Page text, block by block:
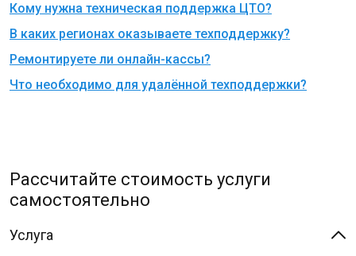
Кому нужна техническая поддержка ЦТО?
В каких регионах оказываете техподдержку?
Ремонтируете ли онлайн-кассы?
Что необходимо для удалённой техподдержки?
Рассчитайте стоимость услуги
самостоятельно
Услуга